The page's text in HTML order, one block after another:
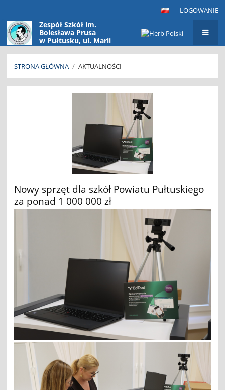
LOGOWANIE
Zespół Szkół im.
Bolesława Prusa
w Pułtusku, ul. Marii
Konopnickiej 9
06-100 Pułtusk
STRONA GŁÓWNA / AKTUALNOŚCI
Nowy sprzęt dla szkół Powiatu Pułtuskiego
za ponad 1 000 000 zł